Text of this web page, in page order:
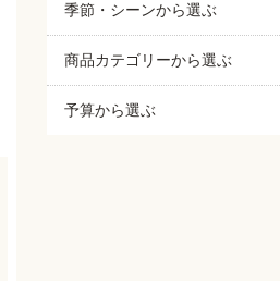
季節・シーンから選ぶ
商品カテゴリーから選ぶ
予算から選ぶ